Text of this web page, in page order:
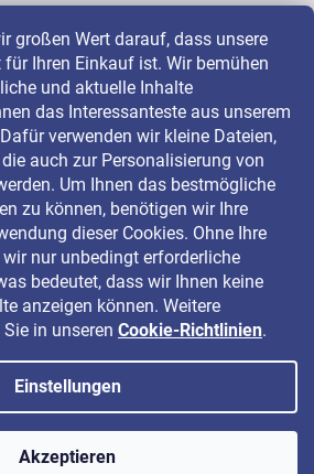
großen Wert darauf, dass unsere
für Ihren Einkauf ist. Wir bemühen
und aktuelle Inhalte
das Interessanteste aus unserem
verwenden wir kleine Dateien,
auch zur Personalisierung von
Um Ihnen das bestmögliche
zu können, benötigen wir Ihre
dieser Cookies. Ohne Ihre
nur unbedingt erforderliche
bedeutet, dass wir Ihnen keine
anzeigen können. Weitere
in unseren Cookie-Richtlinien.
Einstellungen
Akzeptieren
und Rabatte folgen Sie uns auf:
. Alle Rechte vorbehalten.